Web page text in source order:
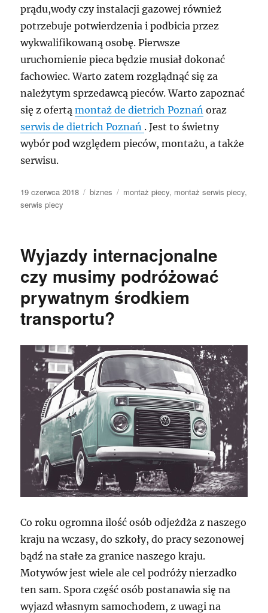
prądu,wody czy instalacji gazowej również
potrzebuje potwierdzenia i podbicia przez
wykwalifikowaną osobę. Pierwsze
uruchomienie pieca będzie musiał dokonać
fachowiec. Warto zatem rozglądnąć się za
należytym sprzedawcą pieców. Warto zapoznać
się z ofertąmontaż de dietrich Poznań oraz
serwis de dietrich Poznań . Jest to świetny
wybór pod względem pieców, montażu, a także
serwisu.
Data
publikacji
19 czerwca 2018 Kategorie
biznes Tagi
montaż piecy, montaż serwis piecy,
serwis piecy
Wyjazdy internacjonalne
czy musimy podróżować
prywatnym środkiem
transportu?
Co roku ogromna ilość osób odjeżdża z naszego
kraju na wczasy, do szkoły, do pracy sezonowej
bądź na stałe za granice naszego kraju.
Motywów jest wiele ale cel podróży nierzadko
ten sam. Spora część osób postanawia się na
wyjazd własnym samochodem, z uwagi na